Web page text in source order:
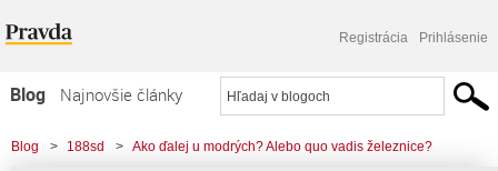
Registrácia Prihlásenie
Blog
Najnovšie články
Najčítanejšie články
Blog > 188sd > Ako ďalej u modrých? Alebo quo vadis železnice?